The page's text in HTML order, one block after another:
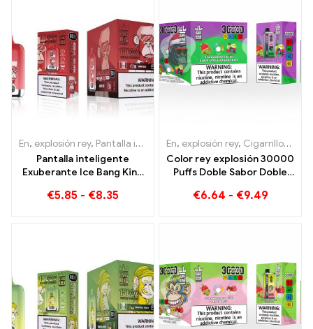
En, explosión rey, Pantalla inteligente Bang King 15000 Soplo ,
Pantalla inteligente
Exuberante Ice Bang King
perfectamente
€5.85 - €8.35
En, explosión rey, Cigarrillos electrónicos desechables Lituania
Color rey explosión 30000
Puffs Doble Sabor Doble
Manzana Agria Frambuesa
€6.64 - €9.49